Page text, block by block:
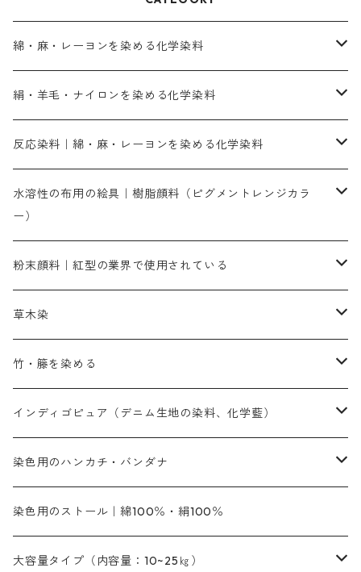
綿・麻・レーヨンを染める化学染料
直接染料－染色手順が簡単
人気のおすすめ直接染料
染色に必要な薬品類
橙色系
青色系
紫色系
緑色系
茶色系
絹・羊毛・ナイロンを染める化学染料
お買い得品
染料一覧
人気のおすすめ染料
橙色系
緑色系
茶色系
染色に必要な薬品類
補助薬品
反応染料｜綿・麻・レーヨンを染める化学染料
お勧めの3原色（赤・青・黄色）
お勧め｜スミフィックス～
3原色以外の色目
赤色
茶色｜20g入りのみ公開
灰色｜20g入りのみ公開
染色に必要な薬品
アルカリ剤
補助薬品
捺染に必要な材料
捺染糊
水溶性の布用の絵具｜樹脂顔料（ピグメントレンジカラ
ー）
ネオカラー（色）
内容量：100g
内容量：500g
バィンダー（定着剤）
増粘剤
黄色系
エロ―M3G｜定番の色合い
エロー ＭＧＲ｜明るい緑みの黄色
オレンジ系
オレンヂMG｜黄みの橙色
オレンヂMGD（定番の色合い）
赤色系
レットMFB｜赤色（定番の色合い）
青色系
粉末顔料｜紅型の業界で使用されている
赤色系
本洋紅
代用朱黄色口
黄色系
ファストエロ―10GN（鮮やかな黄色）
ファストエロ―5GN（黄色）
青色系
NSBAブルー
群青
白色｜胡粉
黒色｜在庫処分特価
緑色｜在庫処分特価
草木染
植物染料
人気のおすすめ植物染料
インド茜・西洋茜の個別販売
濃染処理剤｜ソルバックスPS－900
媒染剤
アルミ媒染剤
鉄媒染剤
ソーダ灰｜アルカリ性のPH調整剤
藍染
竹・籐を染める
人気のおすすめ竹・藤を染める染料
塩基性染料（混色可能）
ビスマークブロンB｜赤茶色
塩基性エロ―｜液体タイプ
オリジナル染料｜スス竹色｜ミキセットファストブロンGR
インディゴピュア（デニム生地の染料、化学藍）
初心者向けお試しセット販売
インディゴピュア
アルカリ剤
染色用のハンカチ・バンダナ
45cm×45cm（ハンカチ）｜端の始末も綿糸｜タグなし
54cm×54cm（バンダナ）｜端の始末も綿糸｜タグなし
染色用のストール｜綿100％・絹100％
大容量タイプ（内容量：10~25㎏）